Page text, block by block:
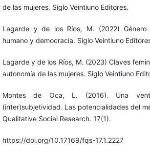
de las mujeres. Siglo Veintiuno Editores.
Lagarde y de los Ríos, M. (2022) Género
humano y democracia. Siglo Veintiuno
Lagarde y de los Ríos, M. (2023) Claves
autonomía de las mujeres. Siglo Veintiuno
Montes de Oca, L. (2016). Una
(inter)subjetividad. Las potencialidades del
Qualitative Social Research. 17(1).
https://doi.org/10.17169/fqs-17.1.2227